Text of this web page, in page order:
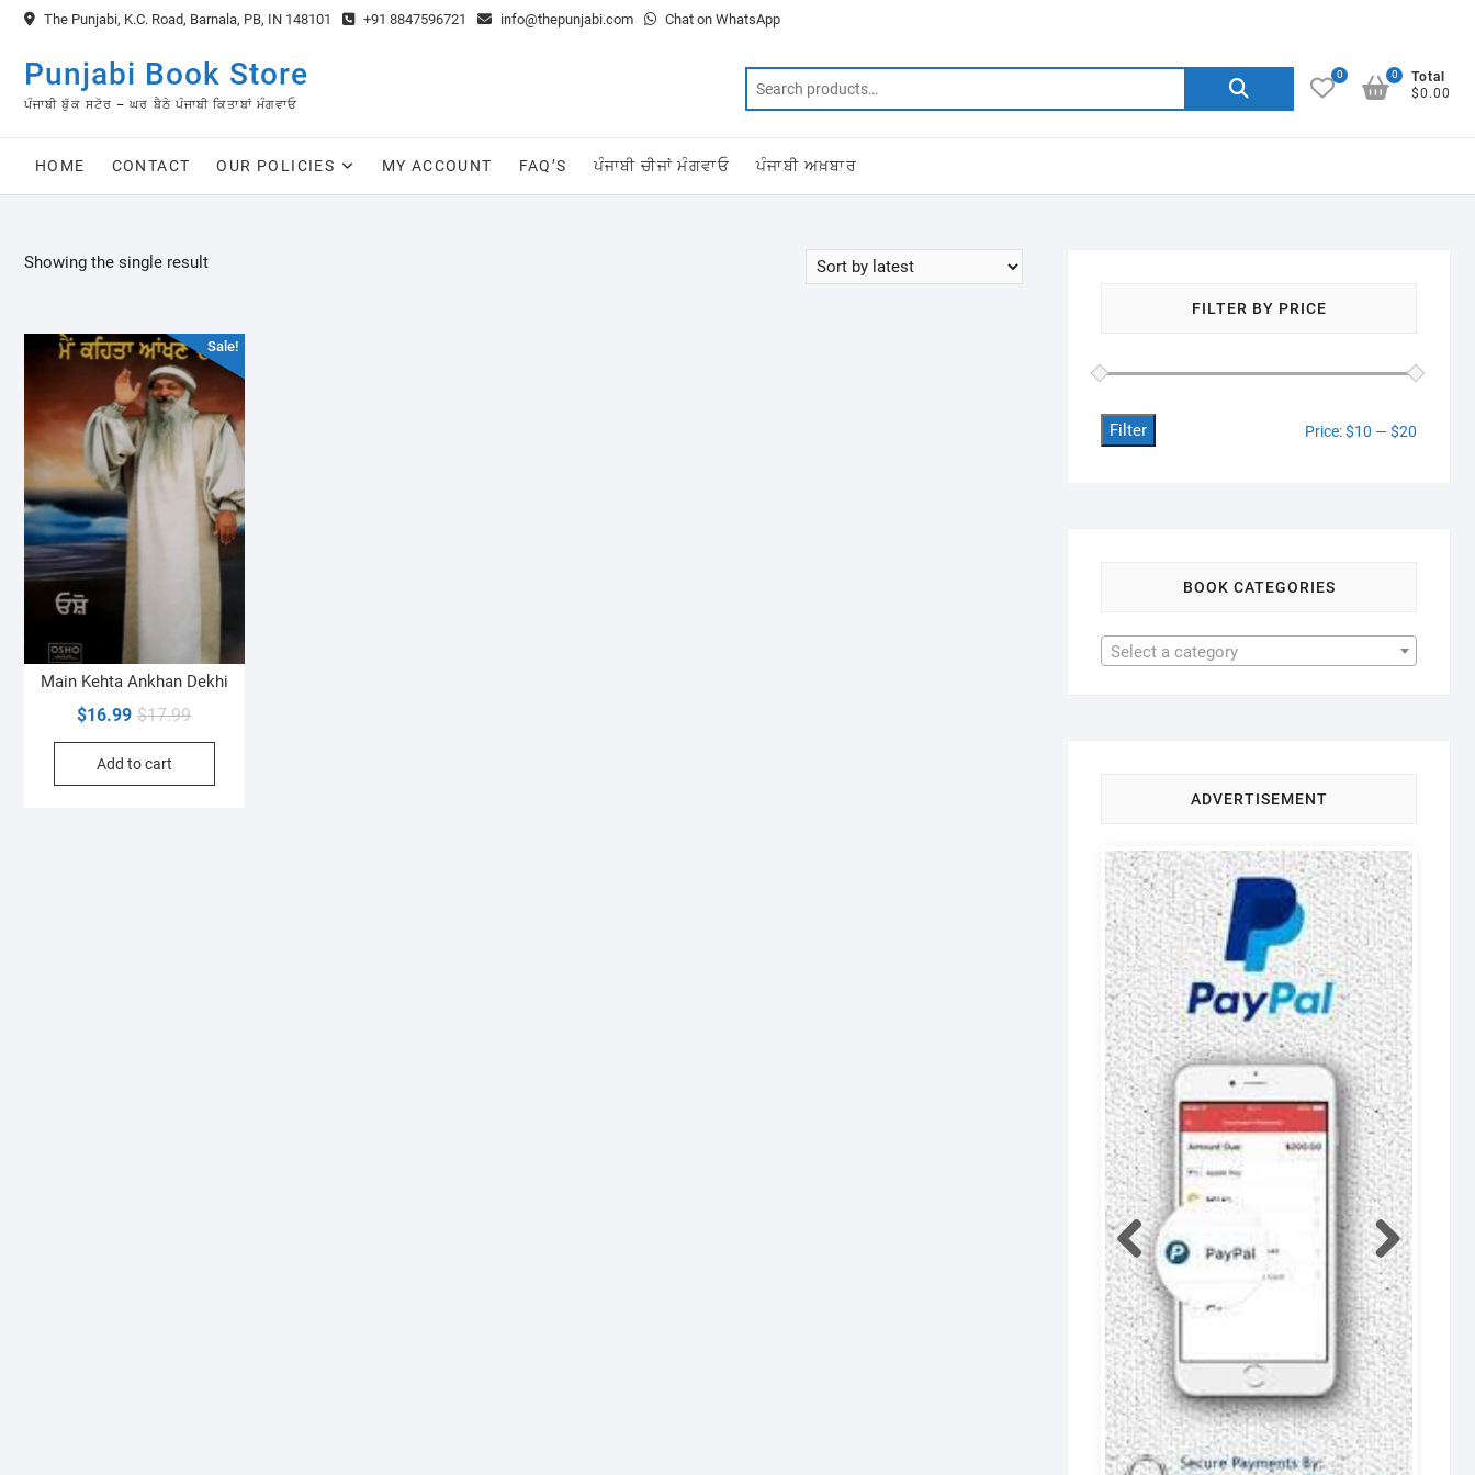
Skip
content
The Punjabi, K.C. Road, Barnala, PB, IN 148101 +91 8847596721 info@thepunjabi.com Chat on WhatsApp
Punjabi Book Store
ਪੰਜਾਬੀ ਬੁੱਕ ਸਟੋਰ – ਘਰ ਬੈਠੇ ਪੰਜਾਬੀ ਕਿਤਾਬਾਂ ਮੰਗਵਾਓ
Search
0
Total
$0.00
0
HOME CONTACT OUR POLICIES MY ACCOUNT FAQ’S ਪੰਜਾਬੀ ਚੀਜਾਂ ਮੰਗਵਾਓ ਪੰਜਾਬੀ ਅਖ਼ਬਾਰ
Showing the single result
Sale!
Main Kehta Ankhan Dekhi
$17.99Original
price
$17.99.
$16.99
Current
price
$16.99.
Add to cart
FILTER BY PRICE
Filter Price:$10 —$20
BOOK CATEGORIES
Select a category
ADVERTISEMENT